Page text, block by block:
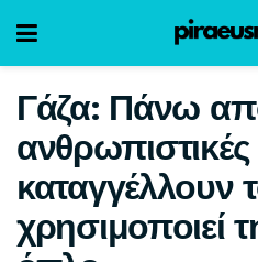
Γάζα: Πάνω
καταγγέλλουν
χρησιμοποιεί